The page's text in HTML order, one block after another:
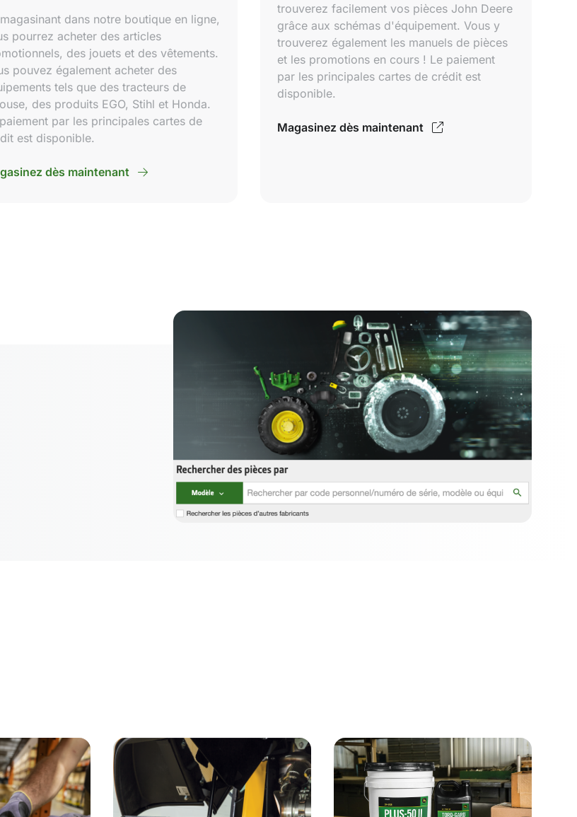
dans notre boutique en ligne,
pourrez acheter des articles
des jouets et des vêtements.
pouvez également acheter des
tels que des tracteurs de
des produits EGO, Stihl et Honda.
par les principales cartes de
est disponible.
dès maintenant
trouverez facilement vos pièces John Deere
grâce aux schémas d'équipement. Vous y
trouverez également les manuels de pièces
et les promotions en cours ! Le paiement
par les principales cartes de crédit est
disponible.
Magasinez dès maintenant